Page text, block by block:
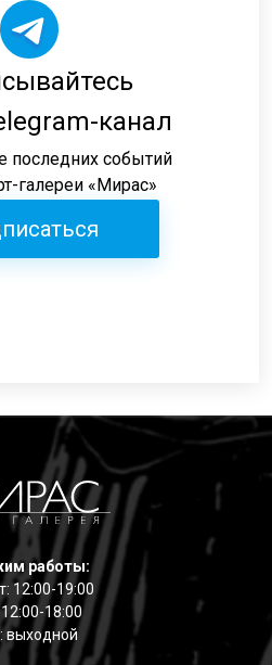
канал
последних событий
галереи «Мирас»
работы:
12:00-19:00
12:00-18:00
выходной